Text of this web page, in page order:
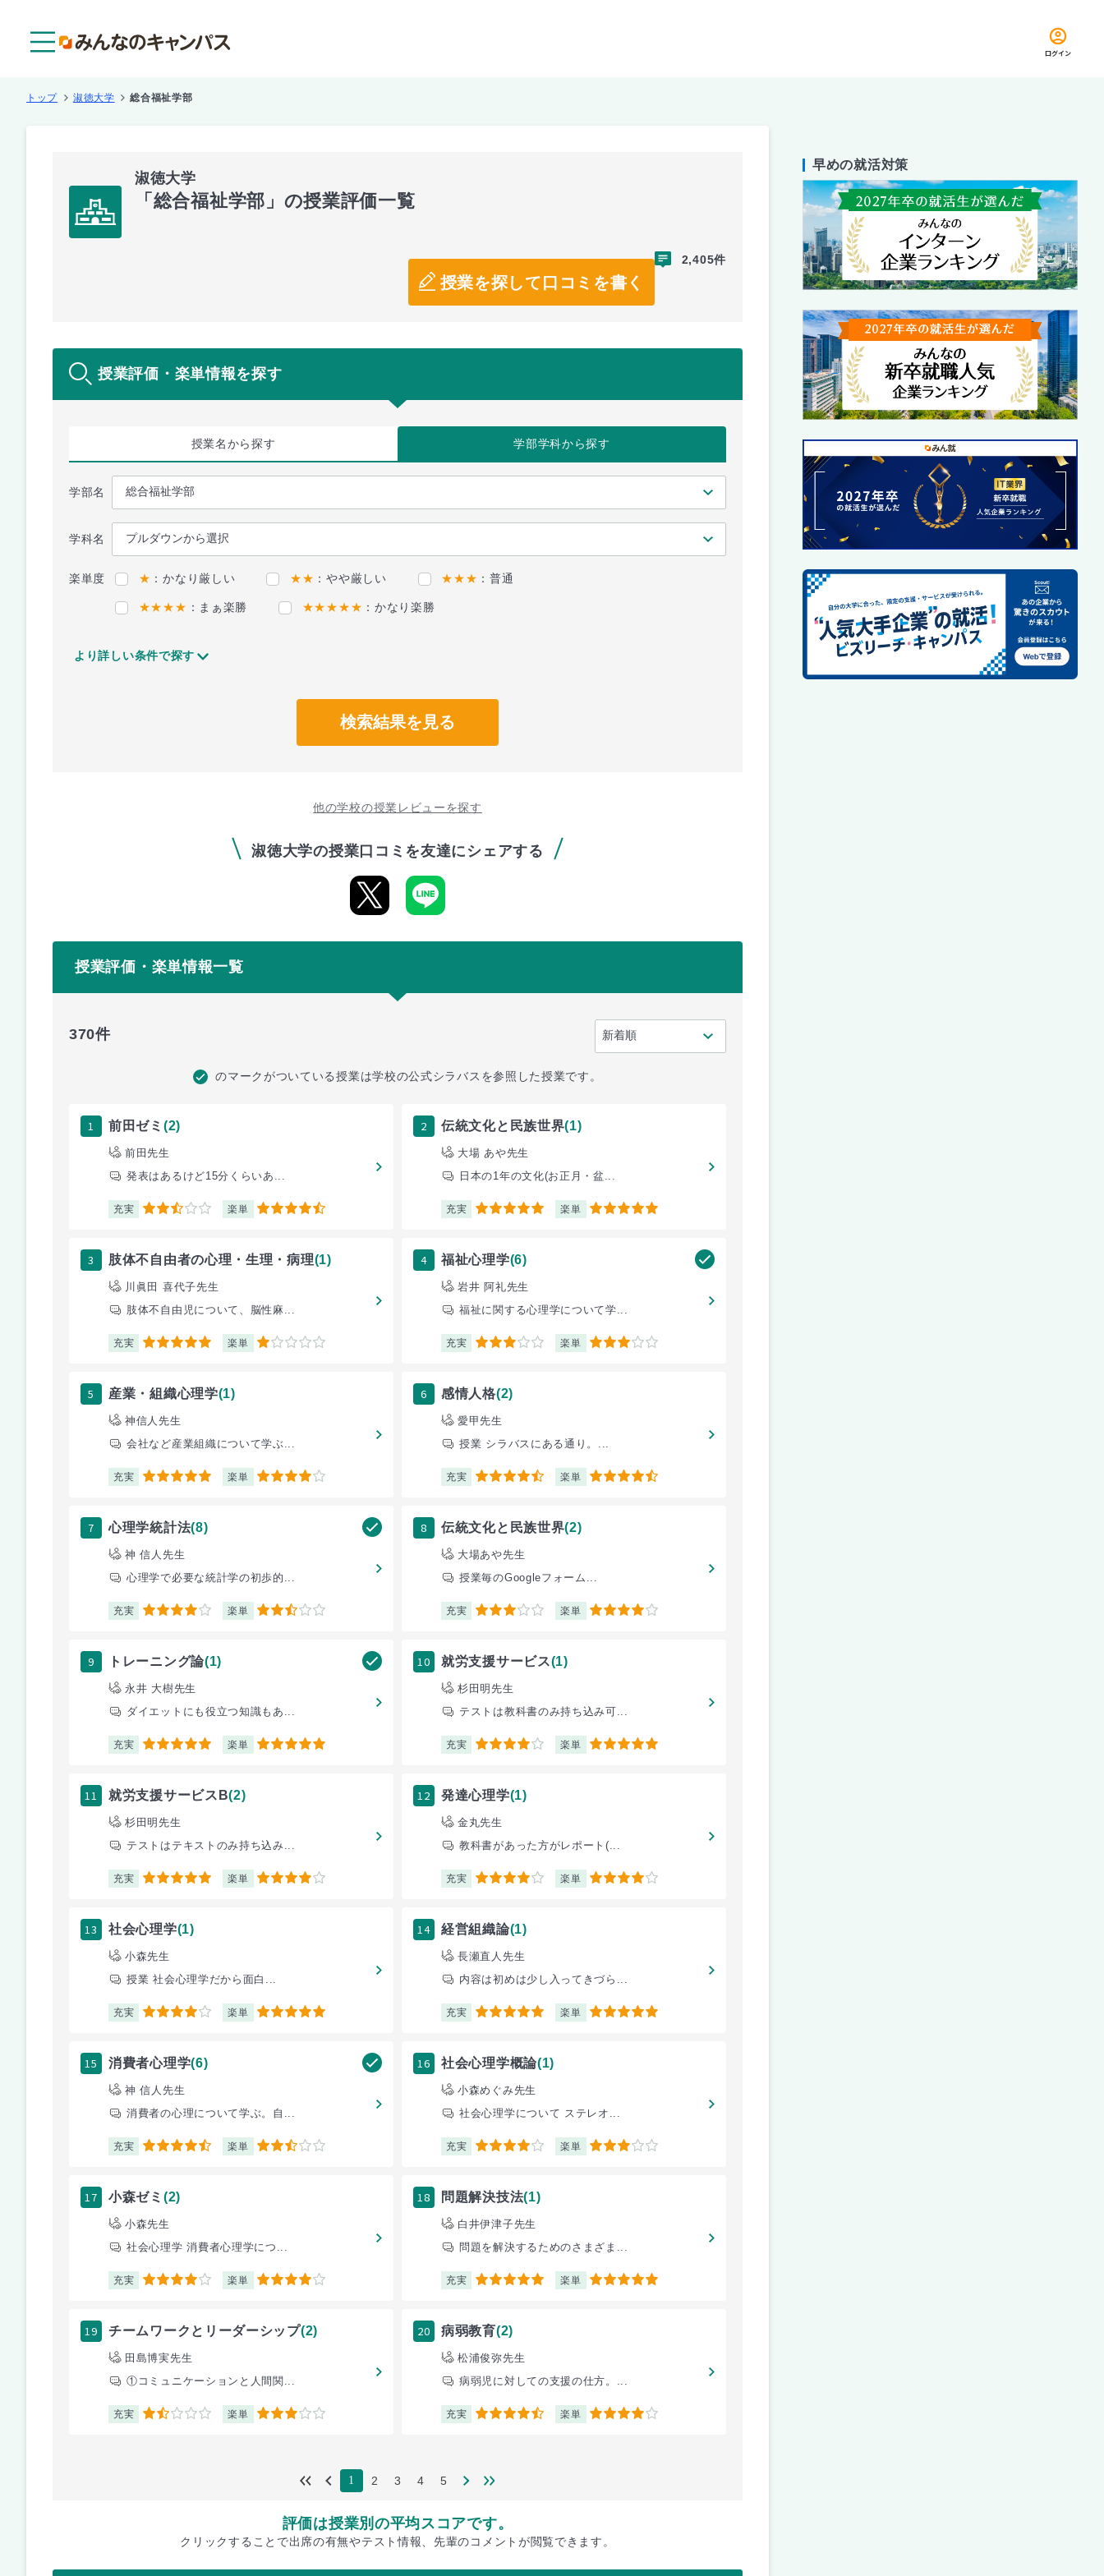
ログイン
トップ 淑徳大学 総合福祉学部
淑徳大学
「総合福祉学部」の授業評価一覧
授業を探して口コミを書く
2,405件
授業評価・楽単情報を探す
授業名から探す 学部学科から探す
学部名
学科名
楽単度 ★ ：かなり厳しい ★★ ：やや厳しい ★★★ ：普通
★★★★ ：まぁ楽勝 ★★★★★ ：かなり楽勝
より詳しい条件で探す
検索結果を見る
他の学校の授業レビューを探す
淑徳大学の授業口コミを友達にシェアする
授業評価・楽単情報一覧
370件
のマークがついている授業は学校の公式シラバスを参照した授業です。
1 前田ゼミ (2)
前田先生
発表はあるけど15分くらいあ...
充実 2.5 楽単 4.5
2 伝統文化と民族世界(1)
大場 あや先生
日本の1年の文化(お正月・盆...
充実 5 楽単 5
3 肢体不自由者の心理・生理・病理(1)
川眞田 喜代子先生
肢体不自由児について、脳性麻...
充実 5 楽単 1
4 福祉心理学(6)
岩井 阿礼先生
福祉に関する心理学について学...
充実 3 楽単 3
5 産業・組織心理学(1)
神信人先生
会社など産業組織について学ぶ...
充実 5 楽単 4
6 感情人格(2)
愛甲先生
授業 シラバスにある通り。...
充実 4.5 楽単 4.5
7 心理学統計法(8)
神 信人先生
心理学で必要な統計学の初歩的...
充実 4 楽単 2.5
8 伝統文化と民族世界(2)
大場あや先生
授業毎のGoogleフォーム...
充実 3 楽単 4
9 トレーニング論(1)
永井 大樹先生
ダイエットにも役立つ知識もあ...
充実 5 楽単 5
10 就労支援サービス(1)
杉田明先生
テストは教科書のみ持ち込み可...
充実 4 楽単 5
11 就労支援サービスB(2)
杉田明先生
テストはテキストのみ持ち込み...
充実 5 楽単 4
12 発達心理学(1)
金丸先生
教科書があった方がレポート(...
充実 4 楽単 4
13 社会心理学(1)
小森先生
授業 社会心理学だから面白...
充実 4 楽単 5
14 経営組織論(1)
長瀬直人先生
内容は初めは少し入ってきづら...
充実 5 楽単 5
15 消費者心理学(6)
神 信人先生
消費者の心理について学ぶ。自...
充実 4.5 楽単 2.5
16 社会心理学概論(1)
小森めぐみ先生
社会心理学について ステレオ...
充実 4 楽単 3
17 小森ゼミ (2)
小森先生
社会心理学 消費者心理学につ...
充実 4 楽単 4
18 問題解決技法(1)
白井伊津子先生
問題を解決するためのさまざま...
充実 5 楽単 5
19 チームワークとリーダーシップ(2)
田島博実先生
①コミュニケーションと人間関...
充実 1.5 楽単 3
20 病弱教育(2)
松浦俊弥先生
病弱児に対しての支援の仕方。...
充実 4.5 楽単 4
1 2 3 4 5
評価は授業別の平均スコアです。
クリックすることで出席の有無やテスト情報、先輩のコメントが閲覧できます。
早めの就活対策